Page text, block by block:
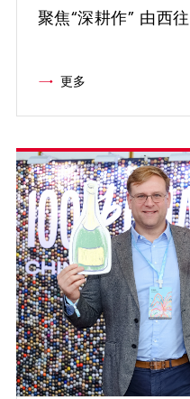
聚焦“深耕作” 由西
更多